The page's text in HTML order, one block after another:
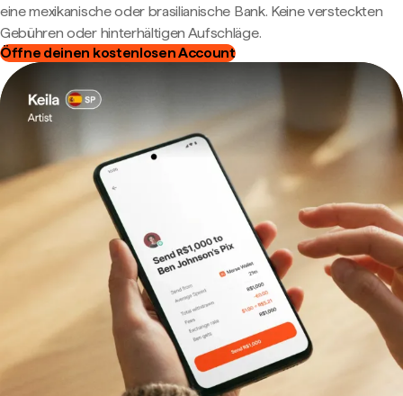
eine mexikanische oder brasilianische Bank. Keine versteckten
Gebühren oder hinterhältigen Aufschläge.
Öffne deinen kostenlosen Account